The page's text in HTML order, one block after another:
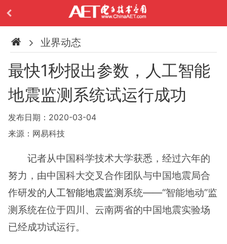
业界动态
最快1秒报出参数，人工智能
地震监测系统试运行成功
发布日期：2020-03-04
来源：网易科技
记者从中国科学技术大学获悉，经过六年的
努力，由中国科大交叉合作团队与中国地震局合
作研发的人工智能地震监测系统——“智能地动”监
测系统在位于四川、云南两省的中国地震实验场
已经成功试运行。